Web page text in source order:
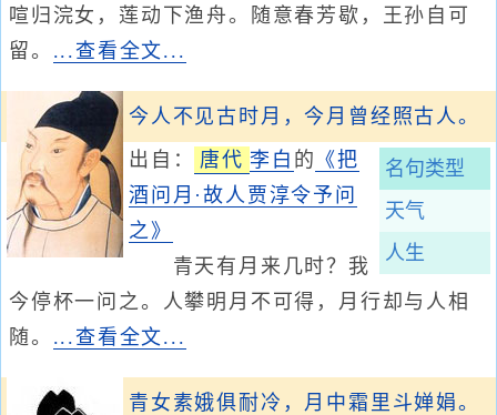
喧归浣女，莲动下渔舟。随意春芳歇，王孙自可
留。 ...查看全文...
今人不见古时月，今月曾经照古人。
名句类型
天气
人生
出自： 唐代 李白 的 《把
酒问月·故人贾淳令予问
之》
青天有月来几时？我
今停杯一问之。人攀明月不可得，月行却与人相
随。 ...查看全文...
青女素娥俱耐冷，月中霜里斗婵娟。